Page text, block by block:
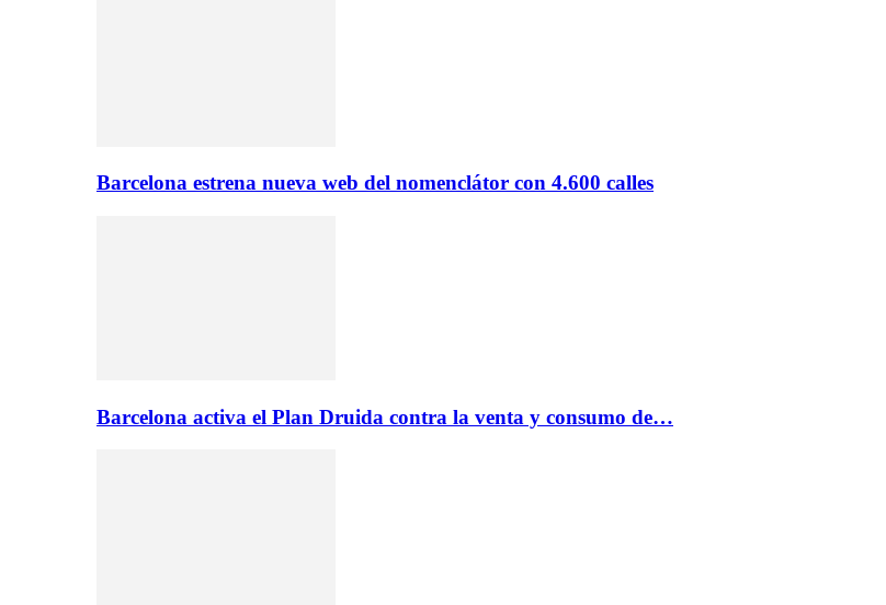
Barcelona estrena nueva web del nomenclátor con 4.600 calles
Barcelona activa el Plan Druida contra la venta y consumo de…